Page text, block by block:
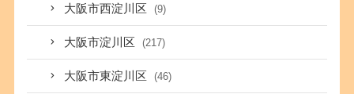
大阪市西淀川区 (9)
大阪市淀川区 (217)
大阪市東淀川区 (46)